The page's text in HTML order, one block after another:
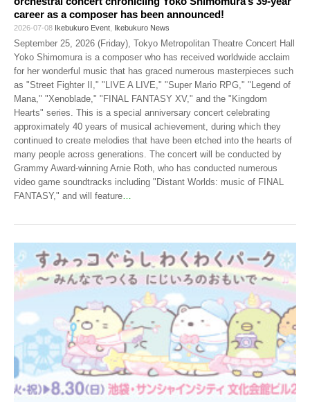
career as a composer has been announced!
2026-07-08 Ikebukuro Event Ikebukuro News
September 25, 2026 (Friday), Tokyo Metropolitan Theatre Concert Hall
Yoko Shimomura is a composer who has received worldwide acclaim
for her wonderful music that has graced numerous masterpieces such
as "Street Fighter II," "LIVE A LIVE," "Super Mario RPG," "Legend of
Mana," "Xenoblade," "FINAL FANTASY XV," and the "Kingdom
Hearts" series. This is a special anniversary concert celebrating
approximately 40 years of musical achievement, during which they
continued to create melodies that have been etched into the hearts of
many people across generations. The concert will be conducted by
Grammy Award-winning Arnie Roth, who has conducted numerous
video game soundtracks including "Distant Worlds: music of FINAL
FANTASY," and will feature